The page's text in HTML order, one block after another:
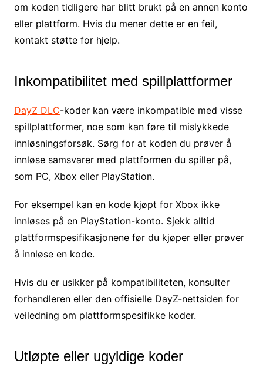
om koden tidligere har blitt brukt på en annen konto
eller plattform. Hvis du mener dette er en feil,
kontakt støtte for hjelp.
Inkompatibilitet med spillplattformer
DayZ DLC-koder kan være inkompatible med visse
spillplattformer, noe som kan føre til mislykkede
innløsningsforsøk. Sørg for at koden du prøver å
innløse samsvarer med plattformen du spiller på,
som PC, Xbox eller PlayStation.
For eksempel kan en kode kjøpt for Xbox ikke
innløses på en PlayStation-konto. Sjekk alltid
plattformspesifikasjonene før du kjøper eller prøver
å innløse en kode.
Hvis du er usikker på kompatibiliteten, konsulter
forhandleren eller den offisielle DayZ-nettsiden for
veiledning om plattformspesifikke koder.
Utløpte eller ugyldige koder